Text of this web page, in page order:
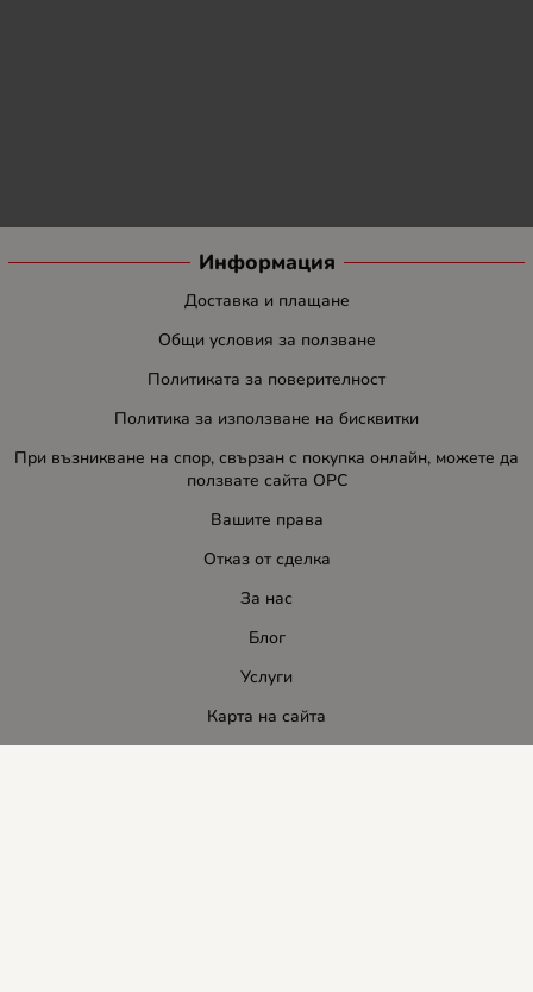
Информация
Доставка и плащане
Общи условия за ползване
Политиката за поверителност
Политика за използване на бисквитки
При възникване на спор, свързан с покупка онлайн, можете да
ползвате сайта ОРС
Вашите права
Отказ от сделка
За нас
Блог
Услуги
Карта на сайта